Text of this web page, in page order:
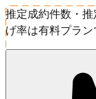
推定成約件数・
げ率は有料プラ